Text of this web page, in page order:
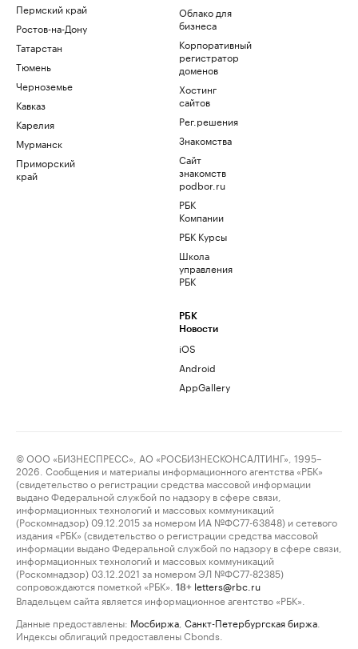
Пермский край
Ростов-на-Дону
Татарстан
Тюмень
Черноземье
Кавказ
Карелия
Мурманск
Приморский
край
Облако для
бизнеса
Корпоративный
регистратор
доменов
Хостинг
сайтов
Рег.решения
Знакомства
Сайт
знакомств
podbor.ru
РБК
Компании
РБК Курсы
Школа
управления
РБК
РБК
Новости
iOS
Android
AppGallery
© ООО «БИЗНЕСПРЕСС», АО «РОСБИЗНЕСКОНСАЛТИНГ», 1995–
2026. Сообщения и материалы информационного агентства «РБК»
(свидетельство о регистрации средства массовой информации
выдано Федеральной службой по надзору в сфере связи,
информационных технологий и массовых коммуникаций
(Роскомнадзор) 09.12.2015 за номером ИА №ФС77-63848) и сетевого
издания «РБК» (свидетельство о регистрации средства массовой
информации выдано Федеральной службой по надзору в сфере связи,
информационных технологий и массовых коммуникаций
(Роскомнадзор) 03.12.2021 за номером ЭЛ №ФС77-82385)
сопровождаются пометкой «РБК».
18+ letters@rbc.ru
Владельцем сайта является информационное агентство «РБК».
Данные предоставлены: Мосбиржа Санкт-Петербургская биржа
Индексы облигаций предоставлены Cbonds.